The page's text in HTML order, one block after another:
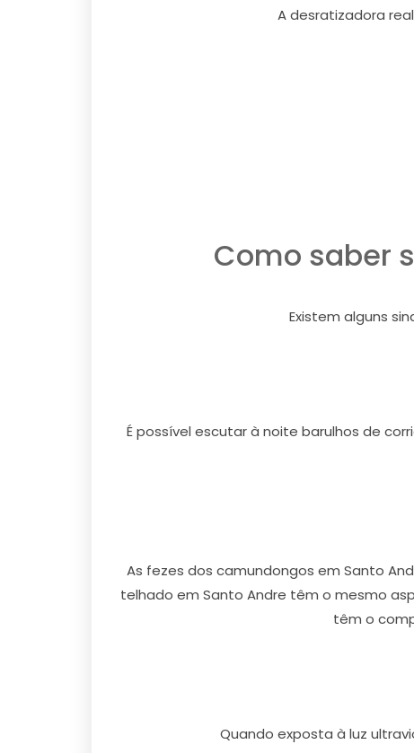
A desratizadora
Como saber
Existem alguns
É possível escutar à noite barulhos de
As fezes dos camundongos em Santo
telhado em Santo Andre têm o mesmo
têm o
Quando exposta à luz